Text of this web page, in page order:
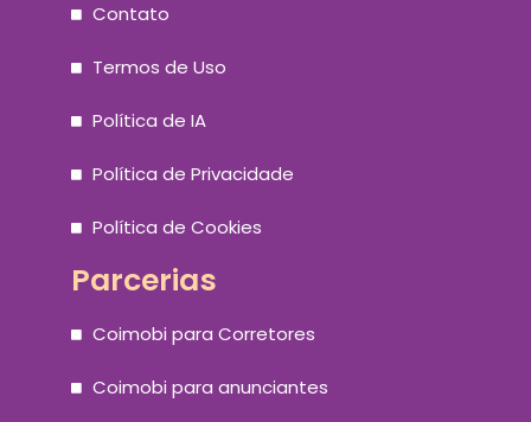
Contato
Termos de Uso
Política de IA
Política de Privacidade
Política de Cookies
Parcerias
Coimobi para Corretores
Coimobi para anunciantes